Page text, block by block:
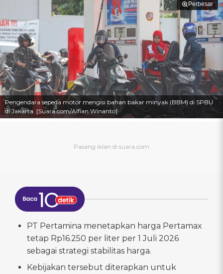
Perbesar
Pengendara sepeda motor mengisi bahan bakar minyak (BBM) di SPBU
di Jakarta. [Suara.com/Alfian Winanto]
PT Pertamina menetapkan harga Pertamax
tetap Rp16.250 per liter per 1 Juli 2026
sebagai strategi stabilitas harga.
Kebijakan tersebut diterapkan untuk